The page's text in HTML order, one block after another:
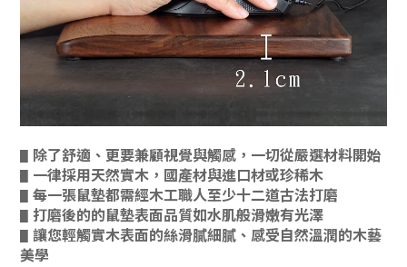
▋ 除了舒適、更要兼顧視覺與觸感，一切從嚴選材料開始
▋ 一律採用天然實木，國產材與進口材或珍稀木
▋ 每一張鼠墊都需經木工職人至少十二道古法打磨
▋ 打磨後的的鼠墊表面品質如水肌般滑嫩有光澤
▋ 讓您輕觸實木表面的絲滑膩細膩、感受自然溫潤的木藝
美學